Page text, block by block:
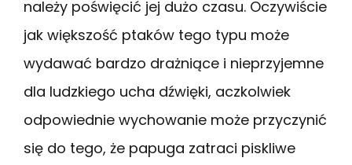
należy poświęcić jej dużo czasu. Oczywiście
jak większość ptaków tego typu może
wydawać bardzo drażniące i nieprzyjemne
dla ludzkiego ucha dźwięki, aczkolwiek
odpowiednie wychowanie może przyczynić
się do tego, że papuga zatraci piskliwe